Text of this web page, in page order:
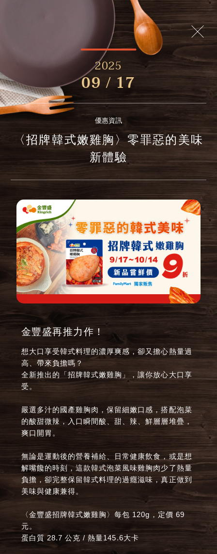
2025
09 / 17
優惠資訊
〈招牌韓式嫩雞胸〉零罪惡的美味
新體驗
金豐盛再推力作！
想大口享受韓式料理的濃厚爽感，卻又擔心熱量過
高、帶來負擔嗎？
全新推出的「招牌韓式嫩雞胸」，讓你放心大口享
受。
嚴選多汁的國產雞胸肉，保留細嫩口感，搭配泡菜
的酸甜微辣，入口瞬間酸、甜、辣、鮮層層堆疊，
爽口開胃。
無論是運動後的營養補給、日常健康飲食，或是想
解嘴饞的時刻，這款韓式泡菜風味雞胸肉少了熱量
負擔，卻完整保留韓式料理的過癮滋味，真正做到
美味與健康兼得。
〈金豐盛招牌韓式嫩雞胸〉每包 120g，定價 69
元。
蛋白質 28.7 公克 / 熱量145.6大卡